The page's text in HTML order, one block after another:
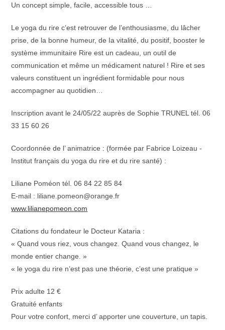
Un concept simple, facile, accessible tous …
Le yoga du rire c’est retrouver de l’enthousiasme, du lâcher
prise, de la bonne humeur, de Ia vitalité, du positif, booster le
système immunitaire Rire est un cadeau, un outil de
communication et même un médicament naturel ! Rire et ses
valeurs constituent un ingrédient formidable pour nous
accompagner au quotidien…
Inscription avant le 24/05/22 auprès de Sophie TRUNEL tél. 06
33 15 60 26
Coordonnée de l’ animatrice : (formée par Fabrice Loizeau -
Institut français du yoga du rire et du rire santé) :
Liliane Poméon tél. 06 84 22 85 84
E-mail : liliane.pomeon@orange.fr
www.lilianepomeon.com
Citations du fondateur le Docteur Kataria :
« Quand vous riez, vous changez. Quand vous changez, le
monde entier change. »
« le yoga du rire n’est pas une théorie, c’est une pratique »
Prix adulte 12 €
Gratuité enfants
Pour votre confort, merci d’ apporter une couverture, un tapis.